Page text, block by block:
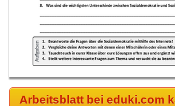
Arbeitsblatt bei eduki.com